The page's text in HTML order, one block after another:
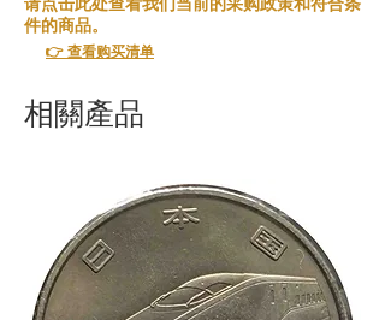
件的商品。
👉 查看购买清单
相關產品